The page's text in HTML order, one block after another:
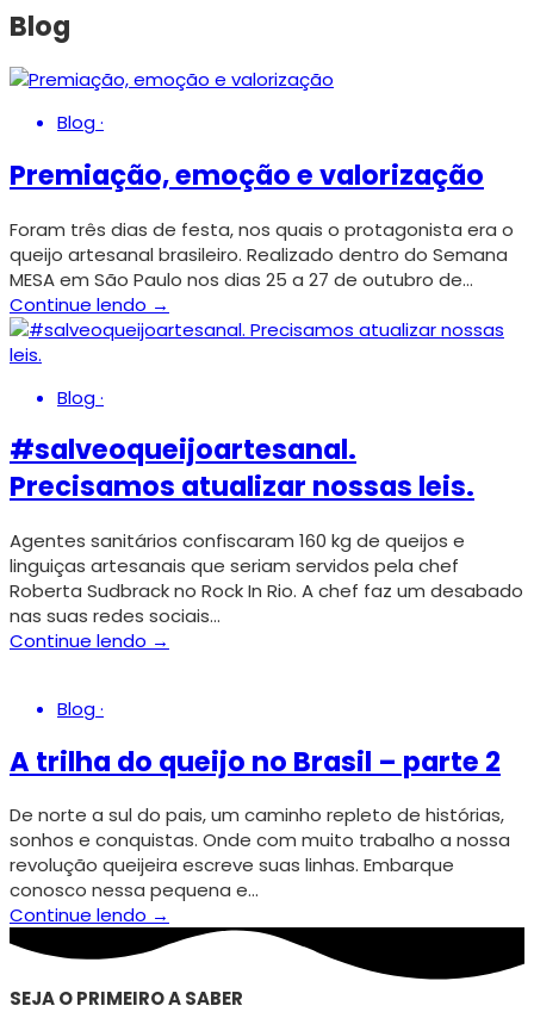
Blog
Blog·
Premiação, emoção e valorização
Foram três dias de festa, nos quais o protagonista era o
queijo artesanal brasileiro. Realizado dentro do Semana
MESA em São Paulo nos dias 25 a 27 de outubro de…
Continue lendo →
Blog·
#salveoqueijoartesanal.
Precisamos atualizar nossas leis.
Agentes sanitários confiscaram 160 kg de queijos e
linguiças artesanais que seriam servidos pela chef
Roberta Sudbrack no Rock In Rio. A chef faz um desabado
nas suas redes sociais…
Continue lendo →
Blog·
A trilha do queijo no Brasil – parte 2
De norte a sul do pais, um caminho repleto de histórias,
sonhos e conquistas. Onde com muito trabalho a nossa
revolução queijeira escreve suas linhas. Embarque
conosco nessa pequena e…
Continue lendo →
SEJA O PRIMEIRO A SABER